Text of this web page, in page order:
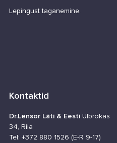
Lepingust taganemine.
Kontaktid
Dr.Lensor Läti & Eesti Ulbrokas
34, Riia
Tel: +372 880 1526 (E-R 9-17)